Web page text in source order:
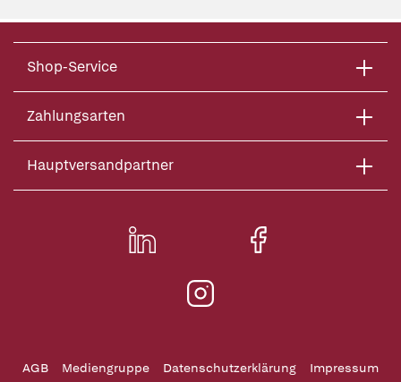
Shop-Service
Zahlungsarten
Hauptversandpartner
AGB Mediengruppe Datenschutzerklärung Impressum